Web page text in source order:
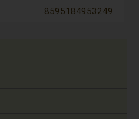
8595184953249